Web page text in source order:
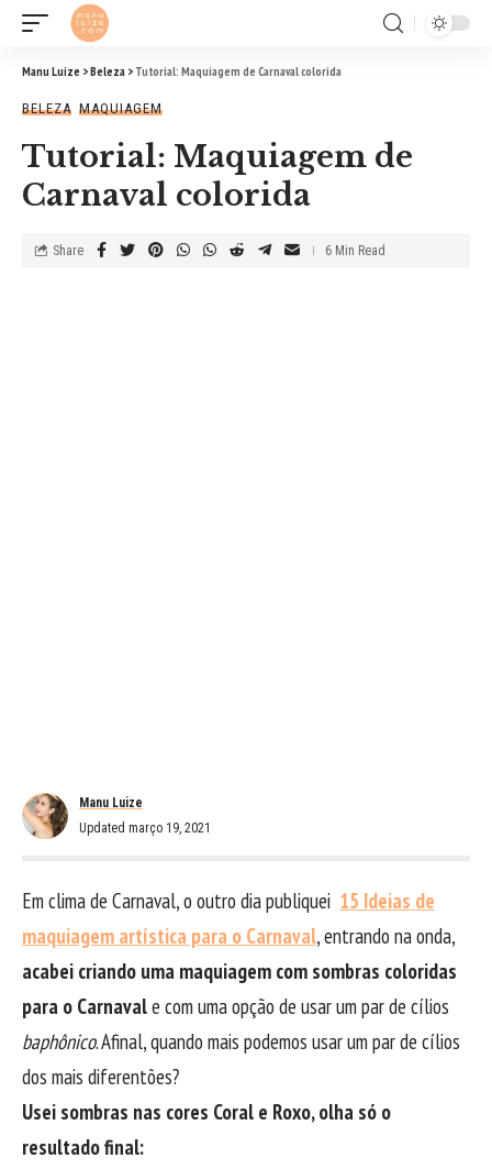
Manu Luize >Beleza > Tutorial: Maquiagem de Carnaval colorida
BELEZA MAQUIAGEM
Tutorial: Maquiagem de
Carnaval colorida
Manu Luize
Updated março 19, 2021
Share 6 Min Read
Em clima de Carnaval, o outro dia publiquei 15 Ideias de
maquiagem artística para o Carnaval, entrando na onda,
acabei criando uma maquiagem com sombras coloridas
para o Carnavale com uma opção de usar um par de cílios
baphônico. Afinal, quando mais podemos usar um par de cílios
dos mais diferentões?
Usei sombras nas cores Coral e Roxo, olha só o
resultado final: